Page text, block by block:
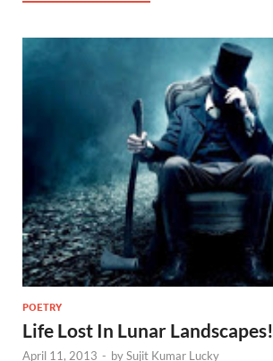
POETRY
Life Lost In Lunar Landscapes!
April 11, 2013 - bySujit Kumar Lucky